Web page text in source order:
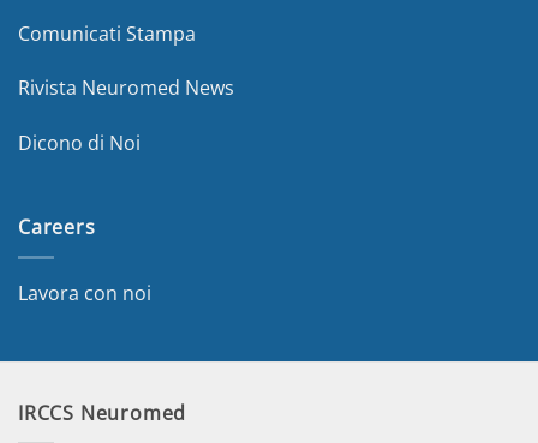
Comunicati Stampa
Rivista Neuromed News
Dicono di Noi
Careers
Lavora con noi
IRCCS Neuromed